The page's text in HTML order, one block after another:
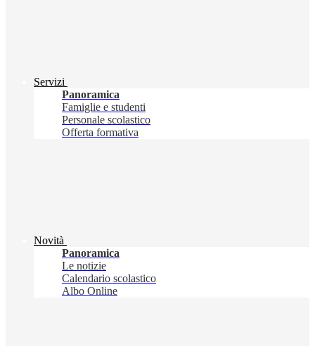
Servizi
Panoramica
Famiglie e studenti
Personale scolastico
Offerta formativa
Novità
Panoramica
Le notizie
Calendario scolastico
Albo Online